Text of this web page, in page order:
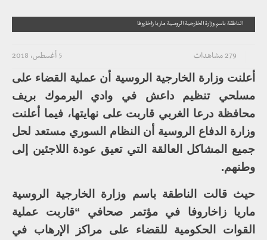
الناطقة باسم وزارة الخارجية الروسية ماريا زاخاروفا
5 أغسطس، 2018 279 مشاهدات
أعلنت وزارة الخارجية الروسية أن عملية القضاء على
مسلحي تنظيم داعش في وادي اليرموك بريف
محافظة درعا الغربي قاربت على نهايتها، فيما أعلنت
وزارة الدفاع الروسية أن النظام السوري مستعد لحل
جميع المشاكل العالقة التي تعيق عودة اللاجئين إلى
وطنهم.
حيث قالت الناطقة باسم وزارة الخارجية الروسية
ماريا زاخاروفا في مؤتمر صحافي “قاربت عملية
القوات الحكومية للقضاء على مراكز الإرهاب في